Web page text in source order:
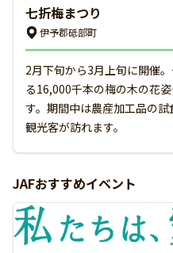
七折梅まつり
伊予郡砥部町
2月下旬から3月上旬に開催
る16,000千本の梅の木の花
す。期間中は農産加工品の
観光客が訪れます。
JAFおすすめイベント